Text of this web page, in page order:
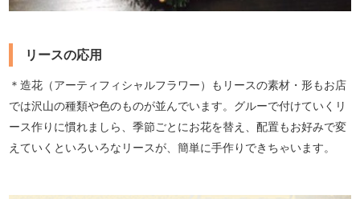
リースの応用
＊造花（アーティフィシャルフラワー）もリースの素材・形もお店
では沢山の種類や色のものが並んでいます。グルーで付けていくリ
ース作りに慣れましら、季節ごとにお花を替え、配置もお好みで変
えていくといろいろなリースが、簡単に手作りできちゃいます。